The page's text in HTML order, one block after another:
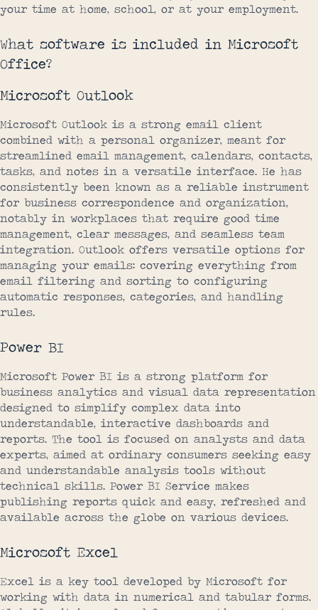
your time at home, school, or at your employment.
What software is included in Microsoft
Office?
Microsoft Outlook
Microsoft Outlook is a strong email client
combined with a personal organizer, meant for
streamlined email management, calendars, contacts,
tasks, and notes in a versatile interface. He has
consistently been known as a reliable instrument
for business correspondence and organization,
notably in workplaces that require good time
management, clear messages, and seamless team
integration. Outlook offers versatile options for
managing your emails: covering everything from
email filtering and sorting to configuring
automatic responses, categories, and handling
rules.
Power BI
Microsoft Power BI is a strong platform for
business analytics and visual data representation
designed to simplify complex data into
understandable, interactive dashboards and
reports. The tool is focused on analysts and data
experts, aimed at ordinary consumers seeking easy
and understandable analysis tools without
technical skills. Power BI Service makes
publishing reports quick and easy, refreshed and
available across the globe on various devices.
Microsoft Excel
Excel is a key tool developed by Microsoft for
working with data in numerical and tabular forms.